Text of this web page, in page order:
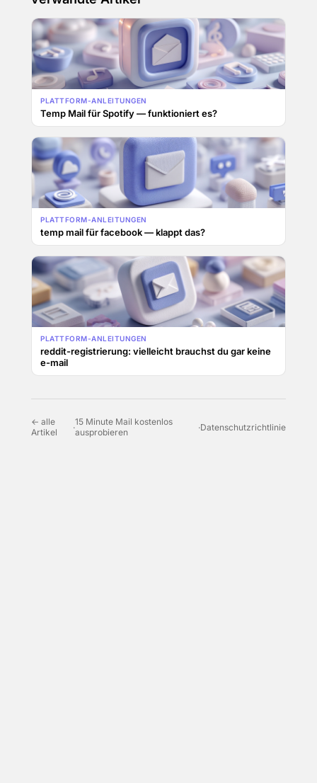
PLATTFORM-ANLEITUNGEN
Temp Mail für Spotify — funktioniert es?
PLATTFORM-ANLEITUNGEN
temp mail für facebook — klappt das?
PLATTFORM-ANLEITUNGEN
reddit-registrierung: vielleicht brauchst du gar keine
e-mail
← alle
Artikel
·15 Minute Mail kostenlos
ausprobieren
·Datenschutzrichtlinie